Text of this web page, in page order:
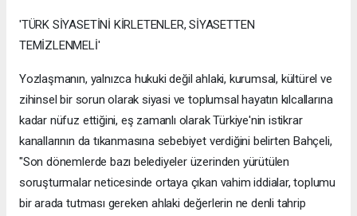
'TÜRK SİYASETİNİ KİRLETENLER, SİYASETTEN
TEMİZLENMELİ'
Yozlaşmanın, yalnızca hukuki değil ahlaki, kurumsal, kültürel ve
zihinsel bir sorun olarak siyasi ve toplumsal hayatın kılcallarına
kadar nüfuz ettiğini, eş zamanlı olarak Türkiye'nin istikrar
kanallarının da tıkanmasına sebebiyet verdiğini belirten Bahçeli,
"Son dönemlerde bazı belediyeler üzerinden yürütülen
soruşturmalar neticesinde ortaya çıkan vahim iddialar, toplumu
bir arada tutması gereken ahlaki değerlerin ne denli tahrip